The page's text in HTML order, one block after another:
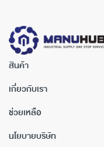
สินค้า
เกี่ยวกับเรา
ช่วยเหลือ
นโยบายบริษัท